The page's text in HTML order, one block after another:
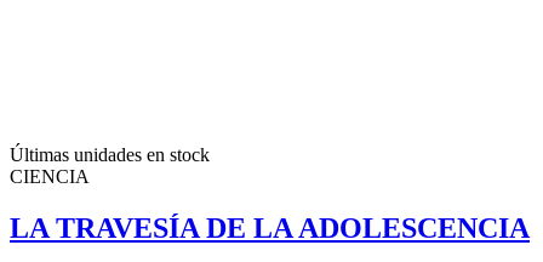
Últimas unidades en stock
CIENCIA
LA TRAVESÍA DE LA ADOLESCENCIA